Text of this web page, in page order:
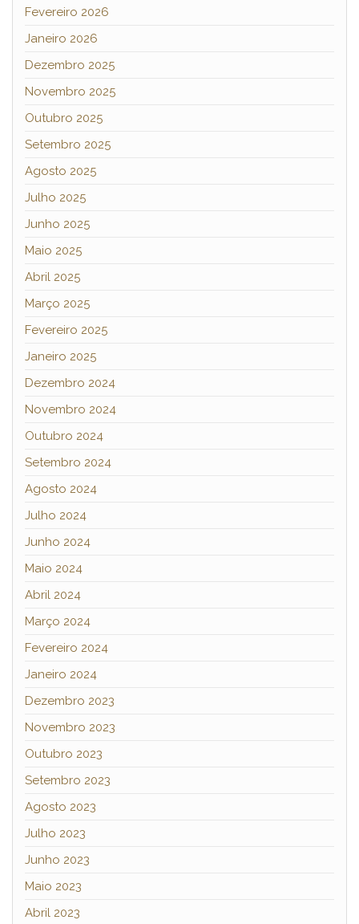
Fevereiro 2026
Janeiro 2026
Dezembro 2025
Novembro 2025
Outubro 2025
Setembro 2025
Agosto 2025
Julho 2025
Junho 2025
Maio 2025
Abril 2025
Março 2025
Fevereiro 2025
Janeiro 2025
Dezembro 2024
Novembro 2024
Outubro 2024
Setembro 2024
Agosto 2024
Julho 2024
Junho 2024
Maio 2024
Abril 2024
Março 2024
Fevereiro 2024
Janeiro 2024
Dezembro 2023
Novembro 2023
Outubro 2023
Setembro 2023
Agosto 2023
Julho 2023
Junho 2023
Maio 2023
Abril 2023